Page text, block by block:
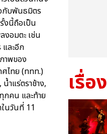
กับพันธมิตร
งนี้ถือเป็น
งอมตะ เช่น
ละอีก
าพของ
ศไทย (ททท.)
ำแร่ตราช้าง,
คน และท้าย
นวันที่ 11
เรื่อง